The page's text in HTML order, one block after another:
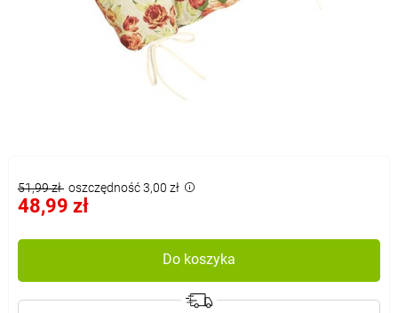
51,99 zł oszczędność 3,00 zł
48,99 zł
Do koszyka